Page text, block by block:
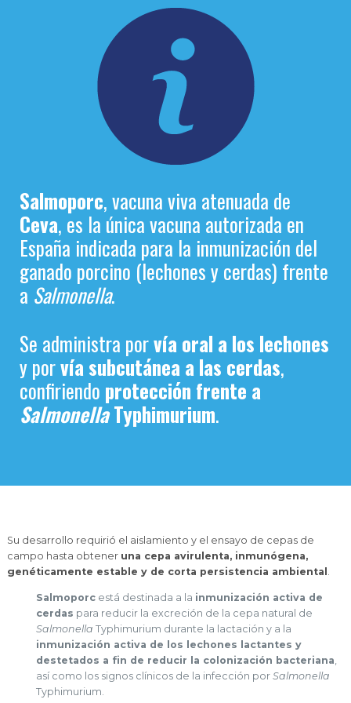
Salmoporc, vacuna viva atenuada de
Ceva, es la única vacuna autorizada en
España indicada para la inmunización del
ganado porcino (lechones y cerdas) frente
a Salmonella.
Se administra porvía oral a los lechones
y porvía subcutánea a las cerdas,
confiriendo protección frente a
SalmonellaTyphimurium.
Su desarrollo requirió el aislamiento y el ensayo de cepas de
campo hasta obtener una cepa avirulenta, inmunógena,
genéticamente estable y de corta persistencia ambiental .
Salmoporcestá destinada a la inmunización activa de
cerdas para reducir la excreción de la cepa natural de
Salmonella Typhimurium durante la lactación y a la
inmunización activa de los lechones lactantes y
destetados a fin de reducir la colonización bacteriana
así como los signos clínicos de la infección por Salmonella
Typhimurium.